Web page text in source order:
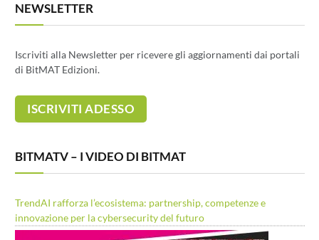
NEWSLETTER
Iscriviti alla Newsletter per ricevere gli aggiornamenti dai portali
di BitMAT Edizioni.
BITMATV – I VIDEO DI BITMAT
TrendAI rafforza l’ecosistema: partnership, competenze e
innovazione per la cybersecurity del futuro